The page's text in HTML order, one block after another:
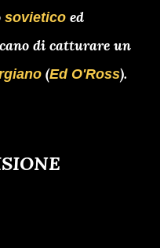
sovietico ed
di catturare un
(Ed O'Ross).